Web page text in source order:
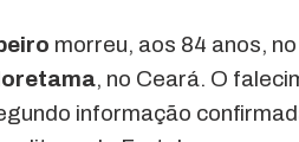
morreu, aos 84 anos,
, no Ceará. O
informação